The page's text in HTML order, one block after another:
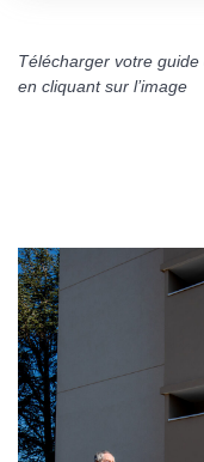
Télécharger votre
en cliquant sur l’image